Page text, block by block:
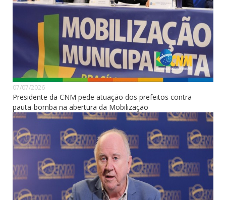
07/07/2026
Presidente da CNM pede atuação dos prefeitos contra
pauta-bomba na abertura da Mobilização